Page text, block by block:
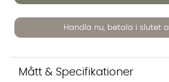
Handla nu, betala i slutet
Mått & Specifikationer